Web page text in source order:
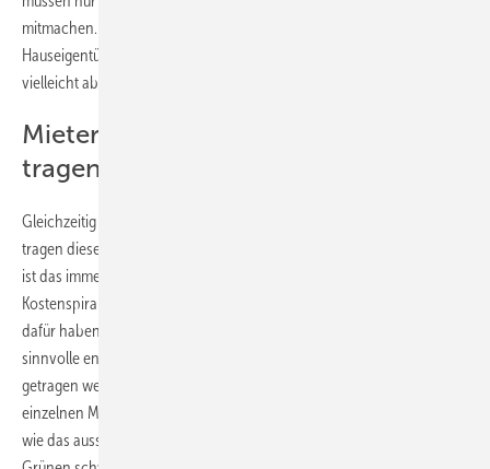
mitmachen. Die setzten bisher eher auf die Freiwilligkeit der
Hauseigentümer, die das vielleicht wirtschaftliche Potenzial sehen,
vielleicht aber auch nicht.
Mieter sollen nicht alle Kosten
tragen
Gleichzeitig müssen sie die Mieter im Auge behalten. Denn bisher
tragen diese die Kosten für die energetische Sanierung. Für Vermieter
ist das immer das Einfallstor für üppige Mieterhöhungen, die die
Kostenspirale für den Wohnraum in Berlin weiter antreibt. Doch auch
dafür haben die Grünen eine Lösung. Denn in Zukunft sollen nur noch
sinnvolle energetische Sanierungsmaßnahmen von den Mietern
getragen werden und die auch nur gestaffelt nach Einkommen der
einzelnen Mieter. Auch dafür liegen noch keine Details auf dem Tisch,
wie das aussehen kann. Aber an dieser Stelle werden es die Berliner